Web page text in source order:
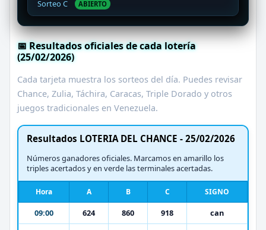
Sorteo C ABIERTO
📅 Resultados oficiales de cada lotería
(25/02/2026)
Cada tarjeta muestra los sorteos del día. Puedes revisar
Chance, Zulia, Táchira, Caracas, Triple Dorado y otros
juegos tradicionales en Venezuela.
Resultados LOTERIA DEL CHANCE - 25/02/2026
Números ganadores oficiales. Marcamos en amarillo los
triples acertados y en verde las terminales acertadas.
Hora A B C SIGNO
09:00 624 860 918
can